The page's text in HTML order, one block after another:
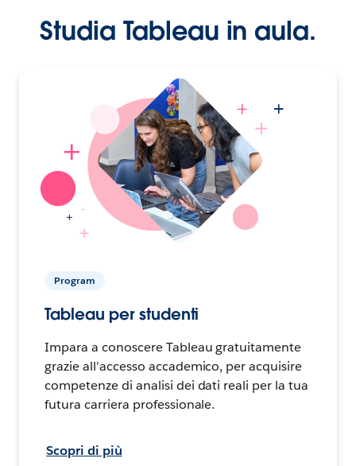
Studia Tableau in aula.
Program
Tableau per studenti
Impara a conoscere Tableau gratuitamente
grazie all'accesso accademico, per acquisire
competenze di analisi dei dati reali per la tua
futura carriera professionale.
Scopri di più